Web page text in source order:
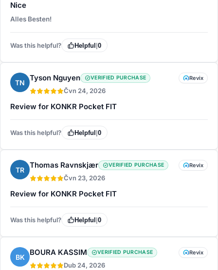
Nice
Alles Besten!
Was this helpful? Helpful|0
TN Tyson Nguyen VERIFIED PURCHASE
Čvn 24, 2026
Revix
Review for KONKR Pocket FIT
Was this helpful? Helpful|0
TR Thomas Ravnskjær VERIFIED PURCHASE
Čvn 23, 2026
Revix
Review for KONKR Pocket FIT
Was this helpful? Helpful|0
BK BOURA KASSIM VERIFIED PURCHASE
Dub 24, 2026
Revix